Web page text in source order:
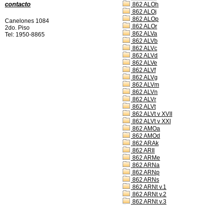
862 ALOh
862 ALOj
862 ALOp
862 ALOr
862 ALVa
862 ALVb
862 ALVc
862 ALVd
862 ALVe
862 ALVf
862 ALVg
862 ALVm
862 ALVn
862 ALVr
862 ALVt
862 ALVt v XVII
862 ALVt v XXI
862 AMOa
862 AMOd
862 ARAk
862 ARIl
862 ARMe
862 ARNa
862 ARNp
862 ARNs
862 ARNt v.1
862 ARNt v.2
862 ARNt v.3
contacto
Canelones 1084
2do. Piso
Tel: 1950-8865